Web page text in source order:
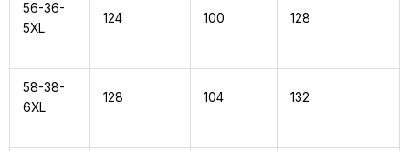
56-36-
5XL
124 100 128
58-38-
6XL
128 104 132